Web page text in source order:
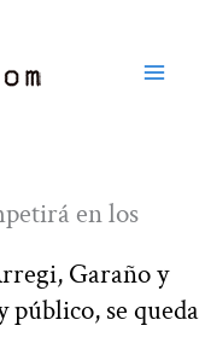
en los
Garaño y
público, se queda